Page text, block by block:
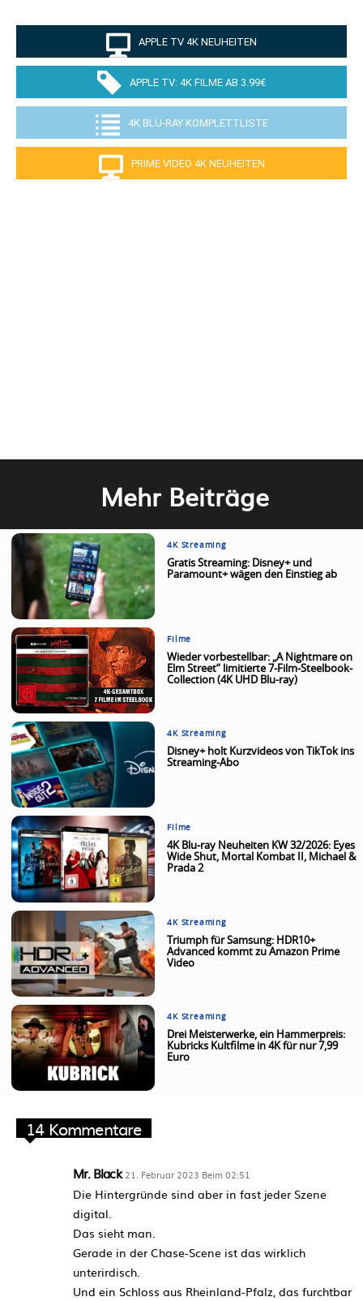
APPLE TV 4K NEUHEITEN
APPLE TV: 4K FILME AB 3.99€
4K BLU-RAY KOMPLETTLISTE
PRIME VIDEO 4K NEUHEITEN
Mehr Beiträge
4K Streaming
Gratis Streaming: Disney+ und
Paramount+ wägen den Einstieg ab
Filme
Wieder vorbestellbar: „A Nightmare on
Elm Street“ limitierte 7-Film-Steelbook-
Collection (4K UHD Blu-ray)
4K Streaming
Disney+ holt Kurzvideos von TikTok ins
Streaming-Abo
Filme
4K Blu-ray Neuheiten KW 32/2026: Eyes
Wide Shut, Mortal Kombat II, Michael &
Prada 2
4K Streaming
Triumph für Samsung: HDR10+
Advanced kommt zu Amazon Prime
Video
4K Streaming
Drei Meisterwerke, ein Hammerpreis:
Kubricks Kultfilme in 4K für nur 7,99
Euro
14 Kommentare
Mr. Black 21. Februar 2023 Beim 02:51
Die Hintergründe sind aber in fast jeder Szene
digital.
Das sieht man.
Gerade in der Chase-Scene ist das wirklich
unterirdisch.
Und ein Schloss aus Rheinland-Pfalz, das furchtbar